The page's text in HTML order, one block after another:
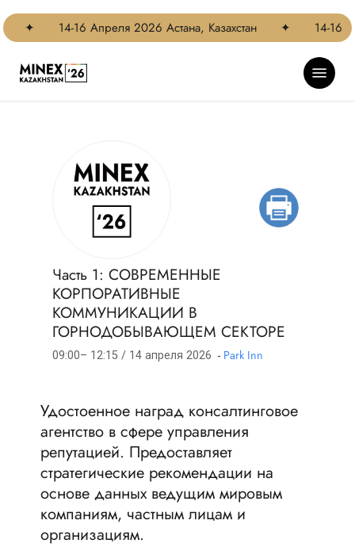
to
main
content
✦ 14-16 Апреля 2026 Астана, Казахстан ✦ 14-16
Menu
Часть 1: СОВРЕМЕННЫЕ
КОРПОРАТИВНЫЕ
КОММУНИКАЦИИ В
ГОРНОДОБЫВАЮЩЕМ СЕКТОРЕ
09:00– 12:15 / 14 апреля 2026 - Park Inn
Удостоенное наград консалтинговое
агентство в сфере управления
репутацией. Предоставляет
стратегические рекомендации на
основе данных ведущим мировым
компаниям, частным лицам и
организациям.